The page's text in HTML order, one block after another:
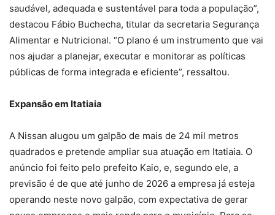
saudável, adequada e sustentável para toda a população”,
destacou Fábio Buchecha, titular da secretaria Segurança
Alimentar e Nutricional. “O plano é um instrumento que vai
nos ajudar a planejar, executar e monitorar as políticas
públicas de forma integrada e eficiente”, ressaltou.
Expansão em Itatiaia
A Nissan alugou um galpão de mais de 24 mil metros
quadrados e pretende ampliar sua atuação em Itatiaia. O
anúncio foi feito pelo prefeito Kaio, e, segundo ele, a
previsão é de que até junho de 2026 a empresa já esteja
operando neste novo galpão, com expectativa de gerar